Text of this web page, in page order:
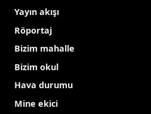
Yayın akışı
Röportaj
Bizim mahalle
Bizim okul
Hava durumu
Mine ekici